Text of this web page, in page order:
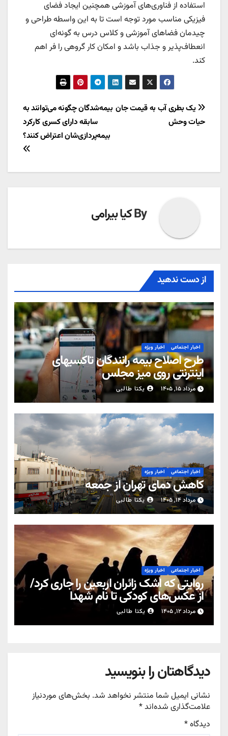
استفاده از فناوری‌های آموزشی همچنین ایجاد فضای
فیزیکی مناسب مورد توجه است تا به این واسطه طراحی و
چیدمان فضاهای آموزشی و کلاس درس به گونه‌ای
انعطاف‌پذیر و جذاب باشد و امکان کار گروهی را فر اهم
کند.
راهبری
نوشته
بیمه‌شدگان چگونه می‌توانند به
سابقه دارای کسری کارکرد
بیمه‌پردازی‌شان اعتراض کنند؟
یک بطری آب به قیمت جان
حیات وحش
Byکیا بیرامی
از دست ندهید
اخبار اجتماعی اخبار ویژه
طرح اصلاح بیمه رانندگان تاکسیهای
اینترنتی روی میز مجلس
مرداد ۱۵, ۱۴۰۵ یکتا طالبی
اخبار اجتماعی اخبار ویژه
کاهش دمای تهران از جمعه
مرداد ۱۴, ۱۴۰۵ یکتا طالبی
اخبار اجتماعی اخبار ویژه
روایتی که اشک زائران اربعین را جاری کرد/
از عکس‌های کودکی تا نام شهدا
مرداد ۱۲, ۱۴۰۵ یکتا طالبی
دیدگاهتان را بنویسید
نشانی ایمیل شما منتشر نخواهد شد. بخش‌های موردنیاز
علامت‌گذاری شده‌اند*
دیدگاه*